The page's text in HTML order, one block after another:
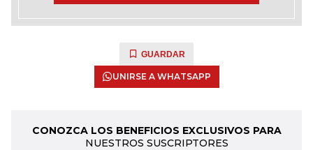
GUARDAR
UNIRSE A WHATSAPP
CONOZCA LOS BENEFICIOS EXCLUSIVOS PARA
NUESTROS SUSCRIPTORES